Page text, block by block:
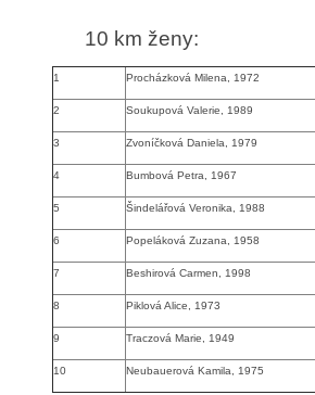
10 km ženy:
1 Procházková Milena, 1972
2 Soukupová Valerie, 1989
3 Zvoníčková Daniela, 1979
4 Bumbová Petra, 1967
5 Šindelářová Veronika, 1988
6 Popeláková Zuzana, 1958
7 Beshirová Carmen, 1998
8 Piklová Alice, 1973
9 Traczová Marie, 1949
10 Neubauerová Kamila, 1975